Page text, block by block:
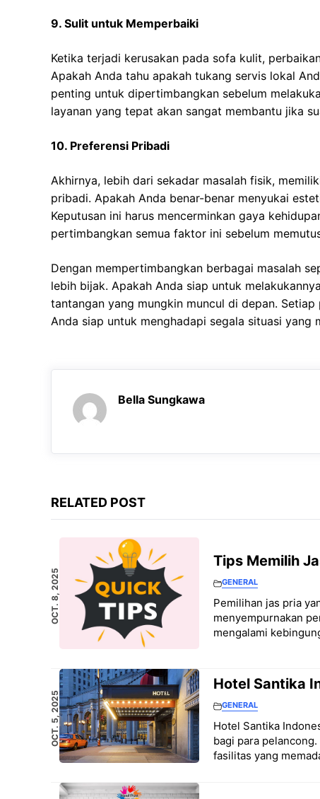
9. Sulit untuk Memperbaiki
Ketika terjadi kerusakan pada sofa kulit,
Apakah Anda tahu apakah tukang servis lokal
penting untuk dipertimbangkan sebelum
layanan yang tepat akan sangat membantu jika
10. Preferensi Pribadi
Akhirnya, lebih dari sekadar masalah fisik,
pribadi. Apakah Anda benar-benar menyukai
Keputusan ini harus mencerminkan gaya
pertimbangkan semua faktor ini sebelum
Dengan mempertimbangkan berbagai masalah
lebih bijak. Apakah Anda siap untuk
tantangan yang mungkin muncul di depan.
Anda siap untuk menghadapi segala situasi yang
Bella Sungkawa
RELATED POST
OCT. 8, 2025
Tips Memilih
GENERAL
Pemilihan jas pria
menyempurnakan
mengalami
OCT. 5, 2025
Hotel Santika
GENERAL
Hotel Santika
bagi para
fasilitas yang